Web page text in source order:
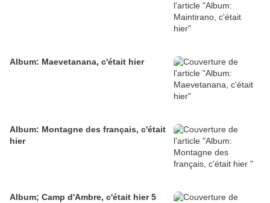
Album: Maevetanana, c'était hier
Album: Montagne des français, c'était
hier
Album; Camp d'Ambre, c'était hier 5